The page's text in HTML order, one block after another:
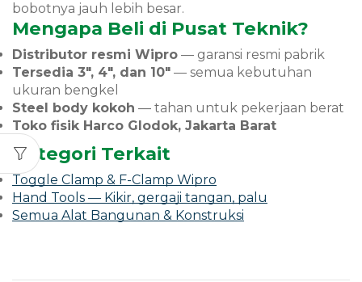
bobotnya jauh lebih besar.
Mengapa Beli di Pusat Teknik?
Distributor resmi Wipro — garansi resmi pabrik
Tersedia 3", 4", dan 10" — semua kebutuhan
ukuran bengkel
Steel body kokoh — tahan untuk pekerjaan berat
Toko fisik Harco Glodok, Jakarta Barat
Kategori Terkait
Toggle Clamp & F-Clamp Wipro
Hand Tools — Kikir, gergaji tangan, palu
Semua Alat Bangunan & Konstruksi